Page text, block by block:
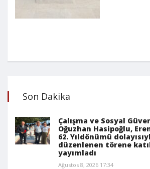
Son Dakika
Çalışma ve Sosyal
Oğuzhan Hasipoğlu,
62. Yıldönümü
düzenlenen törene
yayımladı
Ağustos 8, 2026 17:34